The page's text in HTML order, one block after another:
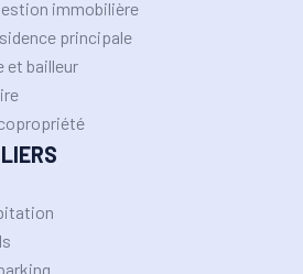
immobilière
principale
et bailleur